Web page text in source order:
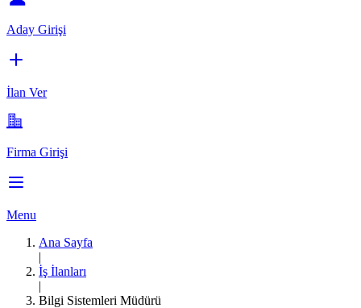
Aday Girişi
İlan Ver
Firma Girişi
Menu
Ana Sayfa
|
İş İlanları
|
Bilgi Sistemleri Müdürü